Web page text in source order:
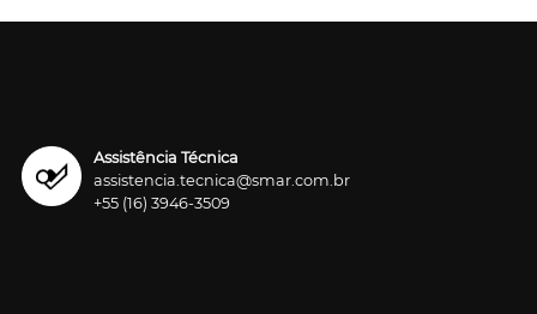
Assistência Técnica
assistencia.tecnica@smar.com.br
+55 (16) 3946-3509